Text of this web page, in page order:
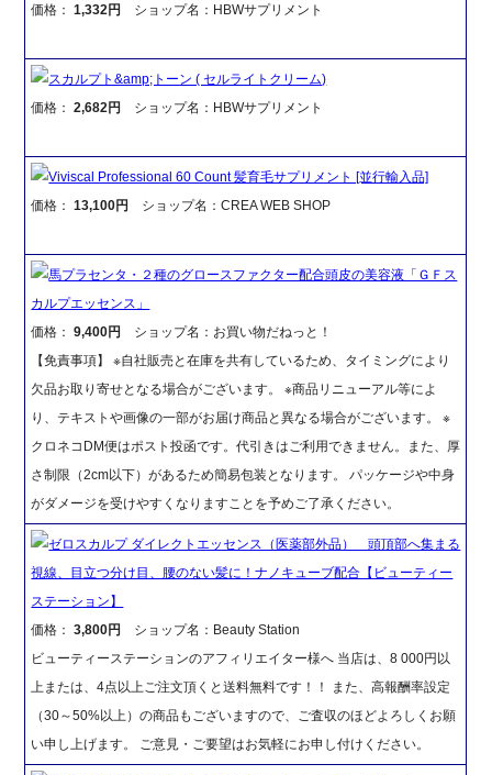
価格：1,332円 ショップ名：HBWサプリメント
スカルプト&amp;トーン ( セルライトクリーム)
価格：2,682円 ショップ名：HBWサプリメント
Viviscal Professional 60 Count 髪育毛サプリメント [並行輸入品]
価格：13,100円 ショップ名：CREA WEB SHOP
馬プラセンタ・２種のグロースファクター配合頭皮の美容液「ＧＦス
カルプエッセンス」
価格：9,400円
ショップ名：お買い物だねっと！
【免責事項】 ※自社販売と在庫を共有しているため、タイミングにより
欠品お取り寄せとなる場合がございます。 ※商品リニューアル等によ
り、テキストや画像の一部がお届け商品と異なる場合がございます。 ※
クロネコDM便はポスト投函です。代引きはご利用できません。また、厚
さ制限（2cm以下）があるため簡易包装となります。 パッケージや中身
がダメージを受けやすくなりますことを予めご了承ください。
ゼロスカルプ ダイレクトエッセンス（医薬部外品） 頭頂部へ集まる
視線、目立つ分け目、腰のない髪に！ナノキューブ配合【ビューティー
ステーション】
価格：3,800円
ショップ名：Beauty Station
ビューティーステーションのアフィリエイター様へ 当店は、8 000円以
上または、4点以上ご注文頂くと送料無料です！！ また、高報酬率設定
（30～50%以上）の商品もございますので、ご査収のほどよろしくお願
い申し上げます。 ご意見・ご要望はお気軽にお申し付けください。